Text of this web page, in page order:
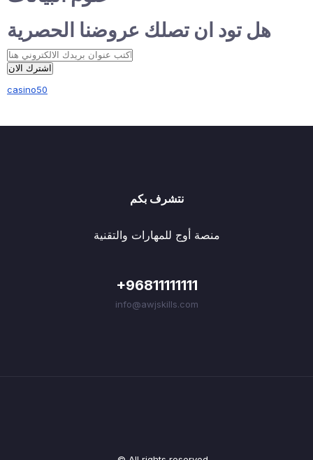
هل تود ان تصلك عروضنا الحصرية
اشترك الان
casino50
نتشرف بكم
منصة أوج للمهارات والتقنية
+96811111111
info@awjskills.com